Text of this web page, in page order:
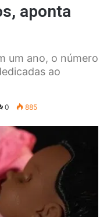
aponta
um ano, o número
ao
0 885